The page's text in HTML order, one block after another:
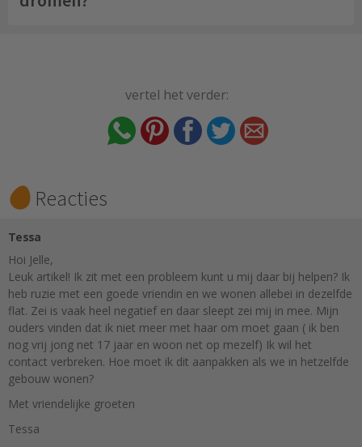
vertel het verder:
Reacties
Tessa
Hoi Jelle,
Leuk artikel! Ik zit met een probleem kunt u mij daar bij helpen? Ik
heb ruzie met een goede vriendin en we wonen allebei in dezelfde
flat. Zei is vaak heel negatief en daar sleept zei mij in mee. Mijn
ouders vinden dat ik niet meer met haar om moet gaan ( ik ben
nog vrij jong net 17 jaar en woon net op mezelf) Ik wil het
contact verbreken. Hoe moet ik dit aanpakken als we in hetzelfde
gebouw wonen?
Met vriendelijke groeten
Tessa